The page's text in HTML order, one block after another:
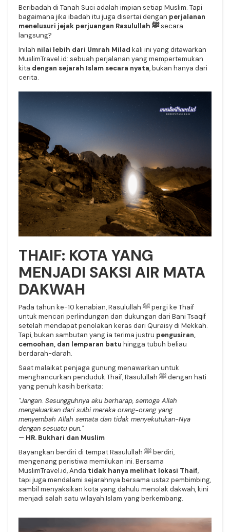
Beribadah di Tanah Suci adalah impian setiap Muslim. Tapi
bagaimana jika ibadah itu juga disertai dengan perjalanan
menelusuri jejak perjuangan Rasulullah ﷺsecara
langsung?
Inilah nilai lebih dari Umrah Milad kali ini yang ditawarkan
MuslimTravel.id: sebuah perjalanan yang mempertemukan
kita dengan sejarah Islam secara nyata, bukan hanya dari
cerita.
THAIF: KOTA YANG
MENJADI SAKSI AIR MATA
DAKWAH
Pada tahun ke-10 kenabian, Rasulullah ﷺ pergi ke Thaif
untuk mencari perlindungan dan dukungan dari Bani Tsaqif
setelah mendapat penolakan keras dari Quraisy di Mekkah.
Tapi, bukan sambutan yang ia terima justru pengusiran,
cemoohan, dan lemparan batu hingga tubuh beliau
berdarah-darah.
Saat malaikat penjaga gunung menawarkan untuk
menghancurkan penduduk Thaif, Rasulullah ﷺ dengan hati
yang penuh kasih berkata:
"Jangan. Sesungguhnya aku berharap, semoga Allah
mengeluarkan dari sulbi mereka orang-orang yang
menyembah Allah semata dan tidak menyekutukan-Nya
dengan sesuatu pun."
— HR. Bukhari dan Muslim
Bayangkan berdiri di tempat Rasulullah ﷺ berdiri,
mengenang peristiwa memilukan ini. Bersama
MuslimTravel.id, Anda tidak hanya melihat lokasi Thaif,
tapi juga mendalami sejarahnya bersama ustaz pembimbing,
sambil menyaksikan kota yang dahulu menolak dakwah, kini
menjadi salah satu wilayah Islam yang berkembang.